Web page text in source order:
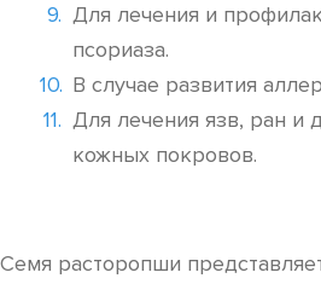
Для лечения и
псориаза.
В случае развития
Для лечения язв, ран и
кожных покровов.
Семя расторопши